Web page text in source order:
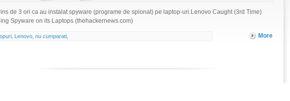
de 3 ori ca au instalat spyware (programe de spionat) pe laptop-uri.Lenovo Caught (3rd Time)
Spyware on its Laptops (thehackernews.com)
More
Lenovo nu cumparati